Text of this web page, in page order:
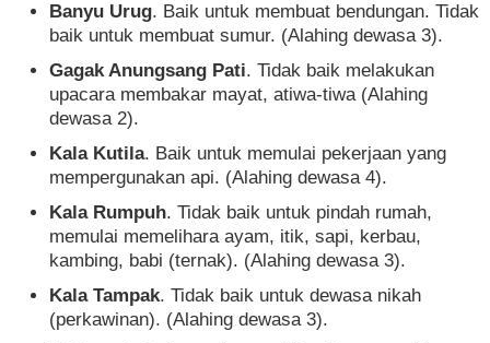
Banyu Urug. Baik untuk membuat bendungan. Tidak
baik untuk membuat sumur. (Alahing dewasa 3).
Gagak Anungsang Pati. Tidak baik melakukan
upacara membakar mayat, atiwa-tiwa (Alahing
dewasa 2).
Kala Kutila. Baik untuk memulai pekerjaan yang
mempergunakan api. (Alahing dewasa 4).
Kala Rumpuh. Tidak baik untuk pindah rumah,
memulai memelihara ayam, itik, sapi, kerbau,
kambing, babi (ternak). (Alahing dewasa 3).
Kala Tampak. Tidak baik untuk dewasa nikah
(perkawinan). (Alahing dewasa 3).